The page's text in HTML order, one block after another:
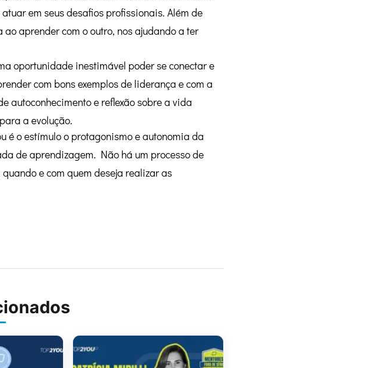
em seus desafios profissionais. Além de
aprender com o outro, nos ajudando a ter
oportunidade inestimável poder se conectar e
com bons exemplos de liderança e com a
autoconhecimento e reflexão sobre a vida
a evolução.
é o estímulo o protagonismo e autonomia da
de aprendizagem. Não há um processo de
e com quem deseja realizar as